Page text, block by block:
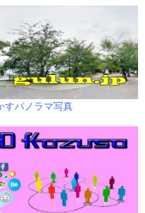
すパノラマ写真